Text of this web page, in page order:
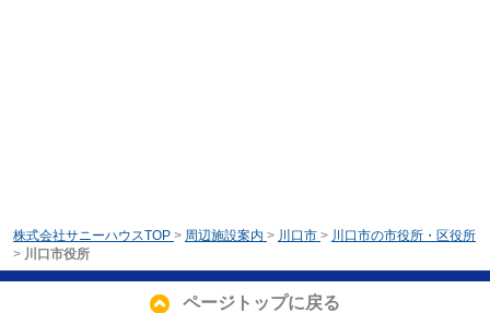
株式会社サニーハウスTOP > 周辺施設案内 > 川口市 > 川口市の市役所・区役所
> 川口市役所
ページトップに戻る